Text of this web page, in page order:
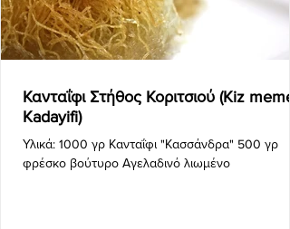
Κανταΐφι Στήθος Κοριτσιού (Kiz
Kadayifi)
Υλικά: 1000 γρ Κανταΐφι "Κασσάνδρα" 500 γρ
φρέσκο βούτυρο Αγελαδινό λιωμένο